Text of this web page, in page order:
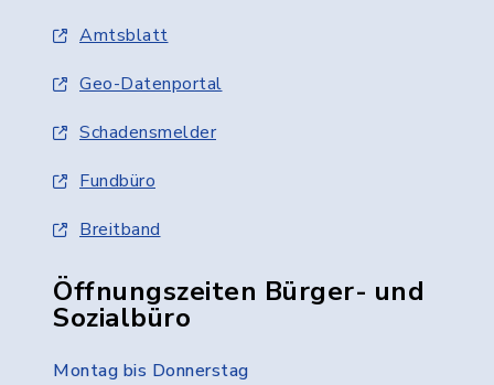
Amtsblatt
Geo-Datenportal
Schadensmelder
Fundbüro
Breitband
Öffnungszeiten Bürger- und
Sozialbüro
Montag bis Donnerstag